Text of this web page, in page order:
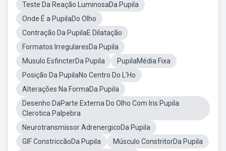
Teste Da Reação LuminosaDa Pupila
Onde É a PupilaDo Olho
Contração Da PupilaE Dilatação
Formatos IrregularesDa Pupila
Musulo EsfincterDa Pupila
PupilaMédia Fixa
Posição Da PupilaNo Centro Do L'Ho
Alterações Na FormaDa Pupila
Desenho DaParte Externa Do Olho Com Iris Pupila
Clerotica Palpebra
Neurotransmissor AdrenergicoDa Pupila
GIF ConstriccãoDa Pupila
Músculo ConstritorDa Pupila